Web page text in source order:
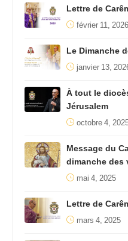
Lettre de
février 11, 2026
Le Dimanche
janvier 13,
À tout le
Jérusalem
octobre 4,
Message du
dimanche
mai 4, 2025
Lettre de
mars 4, 2025